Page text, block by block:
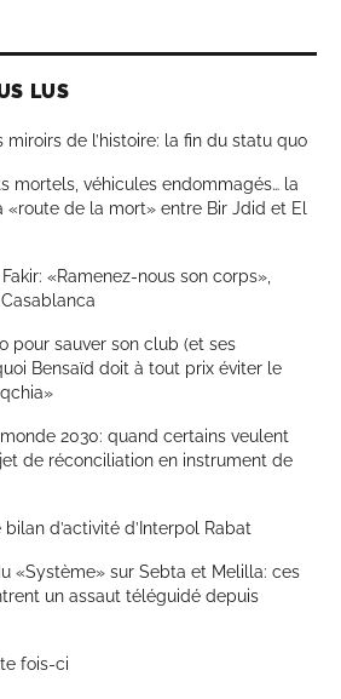
LUS
de l’histoire: la fin du statu quo
mortels, véhicules endommagés… la
de la mort» entre Bir Jdid et El
«Ramenez-nous son corps»,
pour sauver son club (et ses
Bensaïd doit à tout prix éviter le
2030: quand certains veulent
de réconciliation en instrument de
d’activité d’Interpol Rabat
«Système» sur Sebta et Melilla: ces
un assaut téléguidé depuis
fois-ci